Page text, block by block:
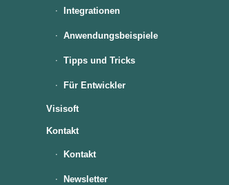
Integrationen
Anwendungsbeispiele
Tipps und Tricks
Für Entwickler
Visisoft
Kontakt
Kontakt
Newsletter